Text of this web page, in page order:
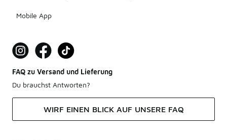
Mobile App
FAQ zu Versand und Lieferung
Du brauchst Antworten?
WIRF EINEN BLICK AUF UNSERE FAQ